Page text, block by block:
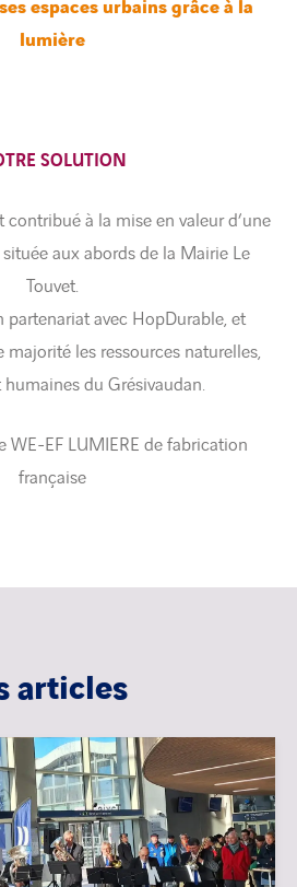
espaces urbains grâce à la
lumière
SOLUTION
contribué à la mise en valeur d’une
aux abords de la Mairie Le
Touvet.
partenariat avec HopDurable, et
les ressources naturelles,
du Grésivaudan.
WE-EF LUMIERE de fabrication
française
articles